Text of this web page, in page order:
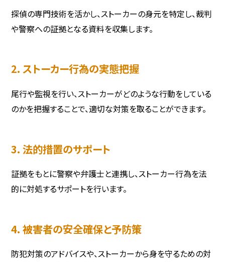
探偵の専門技術を活かし、ストーカーの身元を特定し、裁判
や警察への証拠となる資料を収集します。
2. ストーカー行為の実態把握
尾行や監視を行い、ストーカーがどのような行動をしている
のかを把握することで、適切な対策を取ることができます。
3. 法的措置のサポート
証拠をもとに警察や弁護士と連携し、ストーカー行為を法
的に対処するサポートを行います。
4. 被害者の安全確保と予防策
防犯対策のアドバイスや、ストーカーから身を守るための対